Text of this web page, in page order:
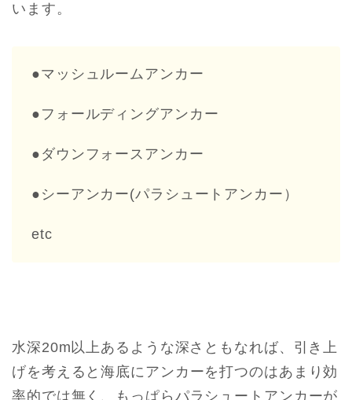
います。
●マッシュルームアンカー
●フォールディングアンカー
●ダウンフォースアンカー
●シーアンカー(パラシュートアンカー）
etc
水深20m以上あるような深さともなれば、引き上
げを考えると海底にアンカーを打つのはあまり効
率的では無く、もっぱらパラシュートアンカーが